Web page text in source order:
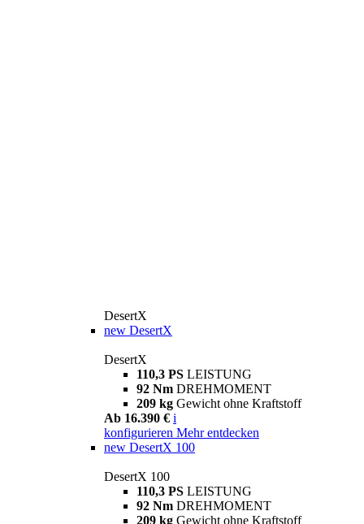
DesertX
new DesertX
DesertX
110,3 PS LEISTUNG
92 Nm DREHMOMENT
209 kg Gewicht ohne Kraftstoff
Ab 16.390 € i
konfigurieren Mehr entdecken
new DesertX 100
DesertX 100
110,3 PS LEISTUNG
92 Nm DREHMOMENT
209 kg Gewicht ohne Kraftstoff